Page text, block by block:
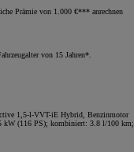
Prämie von 1.000 €*** anrechnen
von 15 Jahren*.
1,5-l-VVT-iE Hybrid, Benzinmotor
kW (116 PS); kombiniert: 3.8 l/100 km;